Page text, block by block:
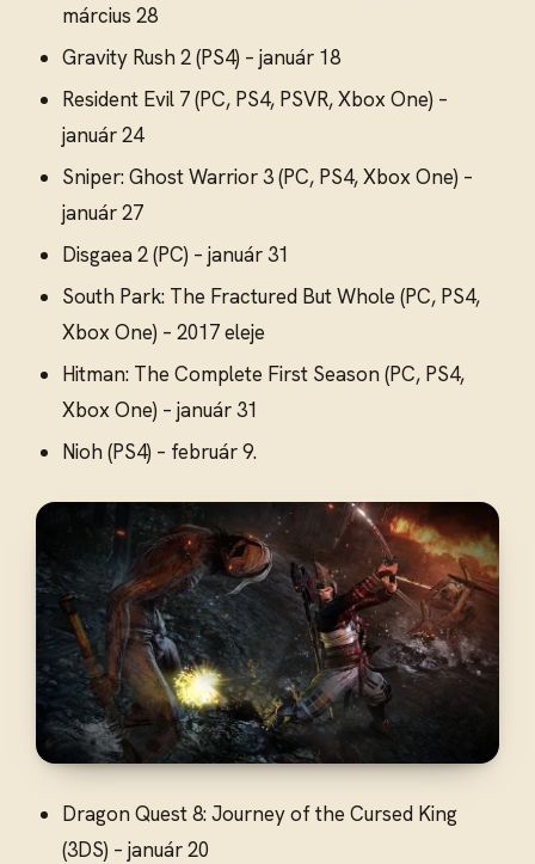
március 28
Gravity Rush 2 (PS4) – január 18
Resident Evil 7 (PC, PS4, PSVR, Xbox One) –
január 24
Sniper: Ghost Warrior 3 (PC, PS4, Xbox One) –
január 27
Disgaea 2 (PC) – január 31
South Park: The Fractured But Whole (PC, PS4,
Xbox One) – 2017 eleje
Hitman: The Complete First Season (PC, PS4,
Xbox One) – január 31
Nioh (PS4) – február 9.
Dragon Quest 8: Journey of the Cursed King
(3DS) – január 20